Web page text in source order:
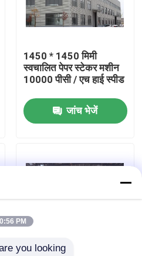
1450 * 1450 मिमी
स्वचालित पेपर स्टेकर मशीन
10000 पीसी / एच हाई स्पीड
जांच भेजें
PM
you looking